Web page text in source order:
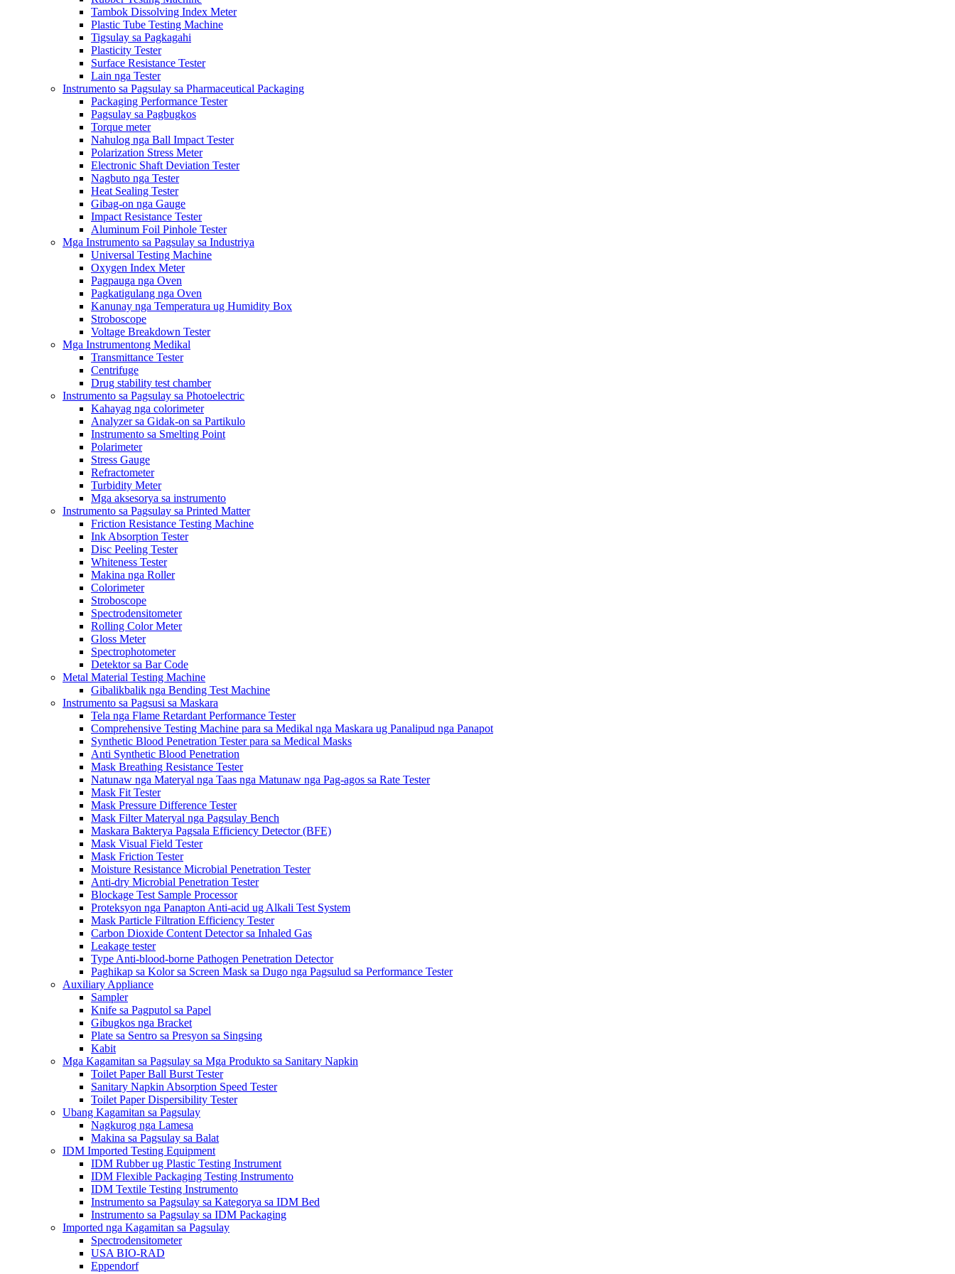
Tambok Dissolving Index Meter
Plastic Tube Testing Machine
Tigsulay sa Pagkagahi
Plasticity Tester
Surface Resistance Tester
Lain nga Tester
Instrumento sa Pagsulay sa Pharmaceutical Packaging
Packaging Performance Tester
Pagsulay sa Pagbugkos
Torque meter
Nahulog nga Ball Impact Tester
Polarization Stress Meter
Electronic Shaft Deviation Tester
Nagbuto nga Tester
Heat Sealing Tester
Gibag-on nga Gauge
Impact Resistance Tester
Aluminum Foil Pinhole Tester
Mga Instrumento sa Pagsulay sa Industriya
Universal Testing Machine
Oxygen Index Meter
Pagpauga nga Oven
Pagkatigulang nga Oven
Kanunay nga Temperatura ug Humidity Box
Stroboscope
Voltage Breakdown Tester
Mga Instrumentong Medikal
Transmittance Tester
Centrifuge
Drug stability test chamber
Instrumento sa Pagsulay sa Photoelectric
Kahayag nga colorimeter
Analyzer sa Gidak-on sa Partikulo
Instrumento sa Smelting Point
Polarimeter
Stress Gauge
Refractometer
Turbidity Meter
Mga aksesorya sa instrumento
Instrumento sa Pagsulay sa Printed Matter
Friction Resistance Testing Machine
Ink Absorption Tester
Disc Peeling Tester
Whiteness Tester
Makina nga Roller
Colorimeter
Stroboscope
Spectrodensitometer
Rolling Color Meter
Gloss Meter
Spectrophotometer
Detektor sa Bar Code
Metal Material Testing Machine
Gibalikbalik nga Bending Test Machine
Instrumento sa Pagsusi sa Maskara
Tela nga Flame Retardant Performance Tester
Comprehensive Testing Machine para sa Medikal nga Maskara ug Panalipud nga Panapot
Synthetic Blood Penetration Tester para sa Medical Masks
Anti Synthetic Blood Penetration
Mask Breathing Resistance Tester
Natunaw nga Materyal nga Taas nga Matunaw nga Pag-agos sa Rate Tester
Mask Fit Tester
Mask Pressure Difference Tester
Mask Filter Materyal nga Pagsulay Bench
Maskara Bakterya Pagsala Efficiency Detector (BFE)
Mask Visual Field Tester
Mask Friction Tester
Moisture Resistance Microbial Penetration Tester
Anti-dry Microbial Penetration Tester
Blockage Test Sample Processor
Proteksyon nga Panapton Anti-acid ug Alkali Test System
Mask Particle Filtration Efficiency Tester
Carbon Dioxide Content Detector sa Inhaled Gas
Leakage tester
Type Anti-blood-borne Pathogen Penetration Detector
Paghikap sa Kolor sa Screen Mask sa Dugo nga Pagsulud sa Performance Tester
Auxiliary Appliance
Sampler
Knife sa Pagputol sa Papel
Gibugkos nga Bracket
Plate sa Sentro sa Presyon sa Singsing
Kabit
Mga Kagamitan sa Pagsulay sa Mga Produkto sa Sanitary Napkin
Toilet Paper Ball Burst Tester
Sanitary Napkin Absorption Speed ​​Tester
Toilet Paper Dispersibility Tester
Ubang Kagamitan sa Pagsulay
Nagkurog nga Lamesa
Makina sa Pagsulay sa Balat
IDM Imported Testing Equipment
IDM Rubber ug Plastic Testing Instrument
IDM Flexible Packaging Testing Instrumento
IDM Textile Testing Instrumento
Instrumento sa Pagsulay sa Kategorya sa IDM Bed
Instrumento sa Pagsulay sa IDM Packaging
Imported nga Kagamitan sa Pagsulay
Spectrodensitometer
USA BIO-RAD
Eppendorf